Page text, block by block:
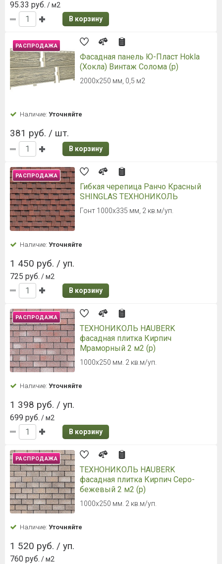
95.33 руб. / м2
В корзину
РАСПРОДАЖА
Фасадная панель Ю-Пласт Hokla
(Хокла) Винтаж Солома (р)
2000х250 мм, 0,5 м2
Наличие: Уточняйте
381 руб. / шт.
В корзину
РАСПРОДАЖА
Гибкая черепица Ранчо Красный
SHINGLAS ТЕХНОНИКОЛЬ
Гонт 1000х335 мм, 2 кв.м/уп.
Наличие: Уточняйте
1 450 руб. / уп.
725 руб. / м2
В корзину
РАСПРОДАЖА
ТЕХНОНИКОЛЬ HAUBERK
фасадная плитка Кирпич
Мраморный 2 м2 (р)
1000х250 мм. 2 кв.м/уп.
Наличие: Уточняйте
1 398 руб. / уп.
699 руб. / м2
В корзину
РАСПРОДАЖА
ТЕХНОНИКОЛЬ HAUBERK
фасадная плитка Кирпич Серо-
бежевый 2 м2 (р)
1000х250 мм. 2 кв.м/уп.
Наличие: Уточняйте
1 520 руб. / уп.
760 руб. / м2